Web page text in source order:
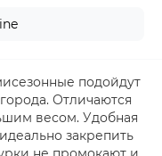
подойдут
Отличаются
весом. Удобная
закрепить